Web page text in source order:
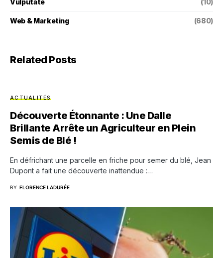
Vulputate (10)
Web & Marketing (680)
Related Posts
ACTUALITÉS
Découverte Étonnante : Une Dalle
Brillante Arrête un Agriculteur en Plein
Semis de Blé !
En défrichant une parcelle en friche pour semer du blé, Jean
Dupont a fait une découverte inattendue :…
BY FLORENCE LADURÉE